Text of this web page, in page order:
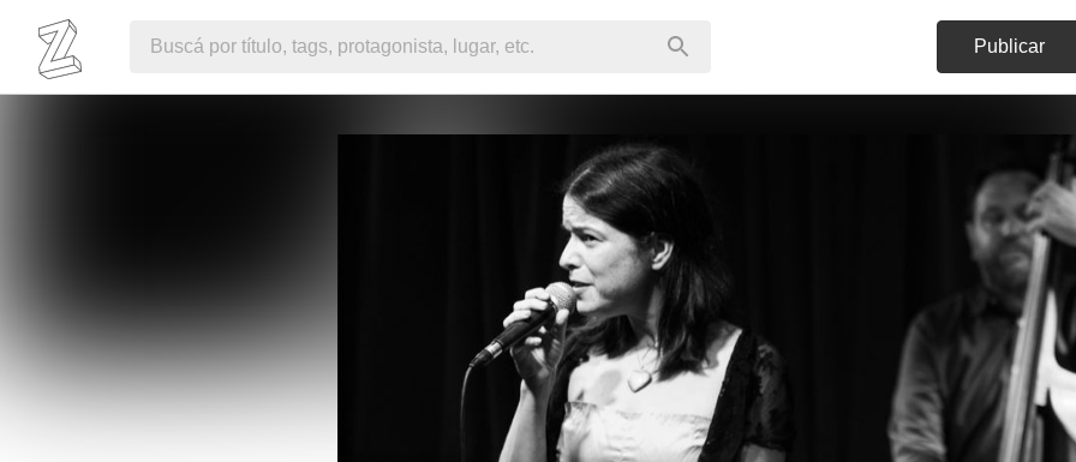
Publicar